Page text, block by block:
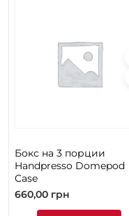
Бокс на 3 порции
Handpresso Domepod
Case
660,00 грн